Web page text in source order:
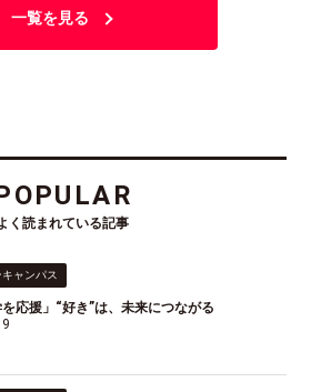
一覧を見る
く読まれている記事
ャンパス
を応援」“好き”は、未来につながる